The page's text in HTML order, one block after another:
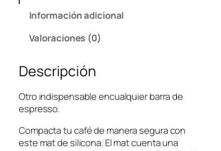
C
A
D
R
c
Información adicional
Valoraciones (0)
Descripción
Otro indispensable encualquier barra de
espresso.
Compacta tu café de manera segura con
este mat de silicona. El mat cuenta una